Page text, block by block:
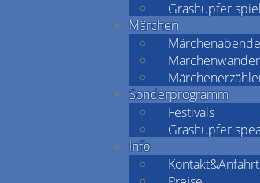
Grashüpfer
Märchen
Märchenabende
Sonderprogramm
Festivals
Grashüpfer
Info
Kontakt&Anfahrt